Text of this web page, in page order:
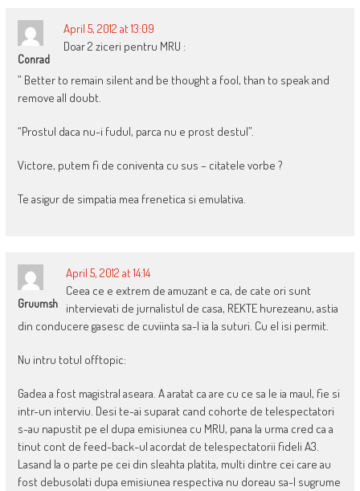
Conrad
April 5, 2012 at 13:09
Doar 2 ziceri pentru MRU :
” Better to remain silent and be thought a fool, than to speak and
remove all doubt.
“Prostul daca nu-i fudul, parca nu e prost destul”.
Victore, putem fi de coniventa cu sus – citatele vorbe ?
Te asigur de simpatia mea frenetica si emulativa.
Gruumsh
April 5, 2012 at 14:14
Ceea ce e extrem de amuzant e ca, de cate ori sunt
intervievati de jurnalistul de casa, REKTE hurezeanu, astia
din conducere gasesc de cuviinta sa-l ia la suturi. Cu el isi permit.
Nu intru totul offtopic:
Gadea a fost magistral aseara. A aratat ca are cu ce sa le ia maul, fie si
intr-un interviu. Desi te-ai suparat cand cohorte de telespectatori
s-au napustit pe el dupa emisiunea cu MRU, pana la urma cred ca a
tinut cont de feed-back-ul acordat de telespectatorii fideli A3.
Lasand la o parte pe cei din sleahta platita, multi dintre cei care au
fost debusolati dupa emisiunea respectiva nu doreau sa-l sugrume